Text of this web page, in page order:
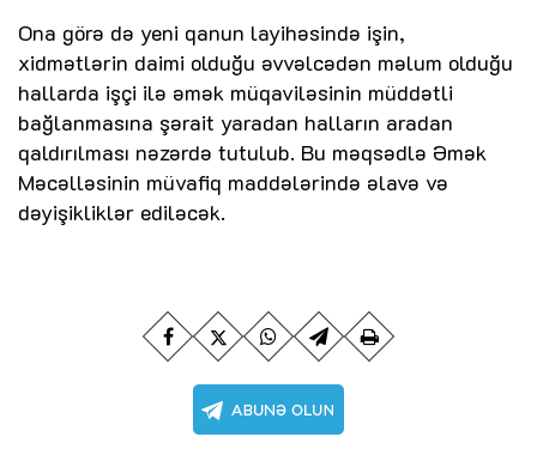
Ona görə də yeni qanun layihəsində işin,
xidmətlərin daimi olduğu əvvəlcədən məlum olduğu
hallarda işçi ilə əmək müqaviləsinin müddətli
bağlanmasına şərait yaradan halların aradan
qaldırılması nəzərdə tutulub. Bu məqsədlə Əmək
Məcəlləsinin müvafiq maddələrində əlavə və
dəyişikliklər ediləcək.